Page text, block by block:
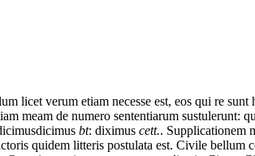
licet verum etiam necesse est, eos qui re sunt
meam de numero sententiarum sustulerunt:
dicimus bt: diximus cett.. Supplicationem
quidem litteris postulata est. Civile bellum